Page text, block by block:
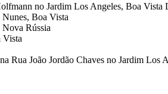
no Jardim Los Angeles, Boa Vista
Boa Vista
Rússia
Vista
Rua João Jordão Chaves no Jardim Los